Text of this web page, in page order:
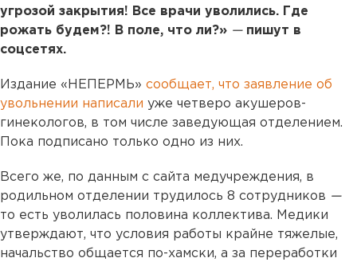
угрозой закрытия! Все врачи уволились. Где
рожать будем?! В поле, что ли?» —пишут в
соцсетях.
Издание «НЕПЕРМЬ» сообщает, что заявление об
увольнении написали уже четверо акушеров-
гинекологов, в том числе заведующая отделением.
Пока подписано только одно из них.
Всего же, по данным с сайта медучреждения, в
родильном отделении трудилось 8 сотрудников —
то есть уволилась половина коллектива. Медики
утверждают, что условия работы крайне тяжелые,
начальство общается по-хамски, а за переработки